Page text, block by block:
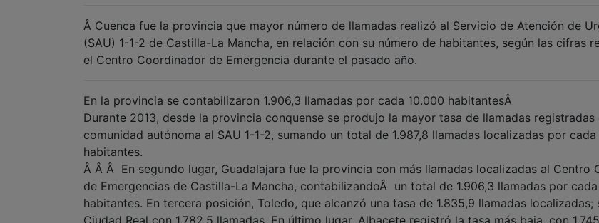
Â Cuenca fue la provincia que mayor número de llamadas realizó al Servicio de Atención de
(SAU) 1-1-2 de Castilla-La Mancha, en relación con su número de habitantes, según las cifras
el Centro Coordinador de Emergencia durante el pasado año.
En la provincia se contabilizaron 1.906,3 llamadas por cada 10.000 habitantesÂ
Durante 2013, desde la provincia conquense se produjo la mayor tasa de llamadas registradas
comunidad autónoma al SAU 1-1-2, sumando un total de 1.987,8 llamadas localizadas por cada
habitantes.
Â Â Â En segundo lugar, Guadalajara fue la provincia con más llamadas localizadas al Centro
de Emergencias de Castilla-La Mancha, contabilizandoÂ un total de 1.906,3 llamadas por
habitantes. En tercera posición, Toledo, que alcanzó una tasa de 1.835,9 llamadas localizadas;
Ciudad Real con 1.782,5 llamadas. En último lugar, Albacete registró la tasa más baja, con